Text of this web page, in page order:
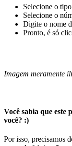
Selecione o
Selecione o
Digite o nome
Pronto, é só
Imagem meramente
Você sabia que este
você? :)
Por isso, precisamos